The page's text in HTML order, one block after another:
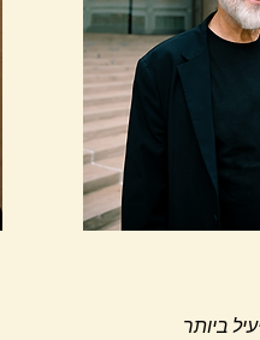
ביותר